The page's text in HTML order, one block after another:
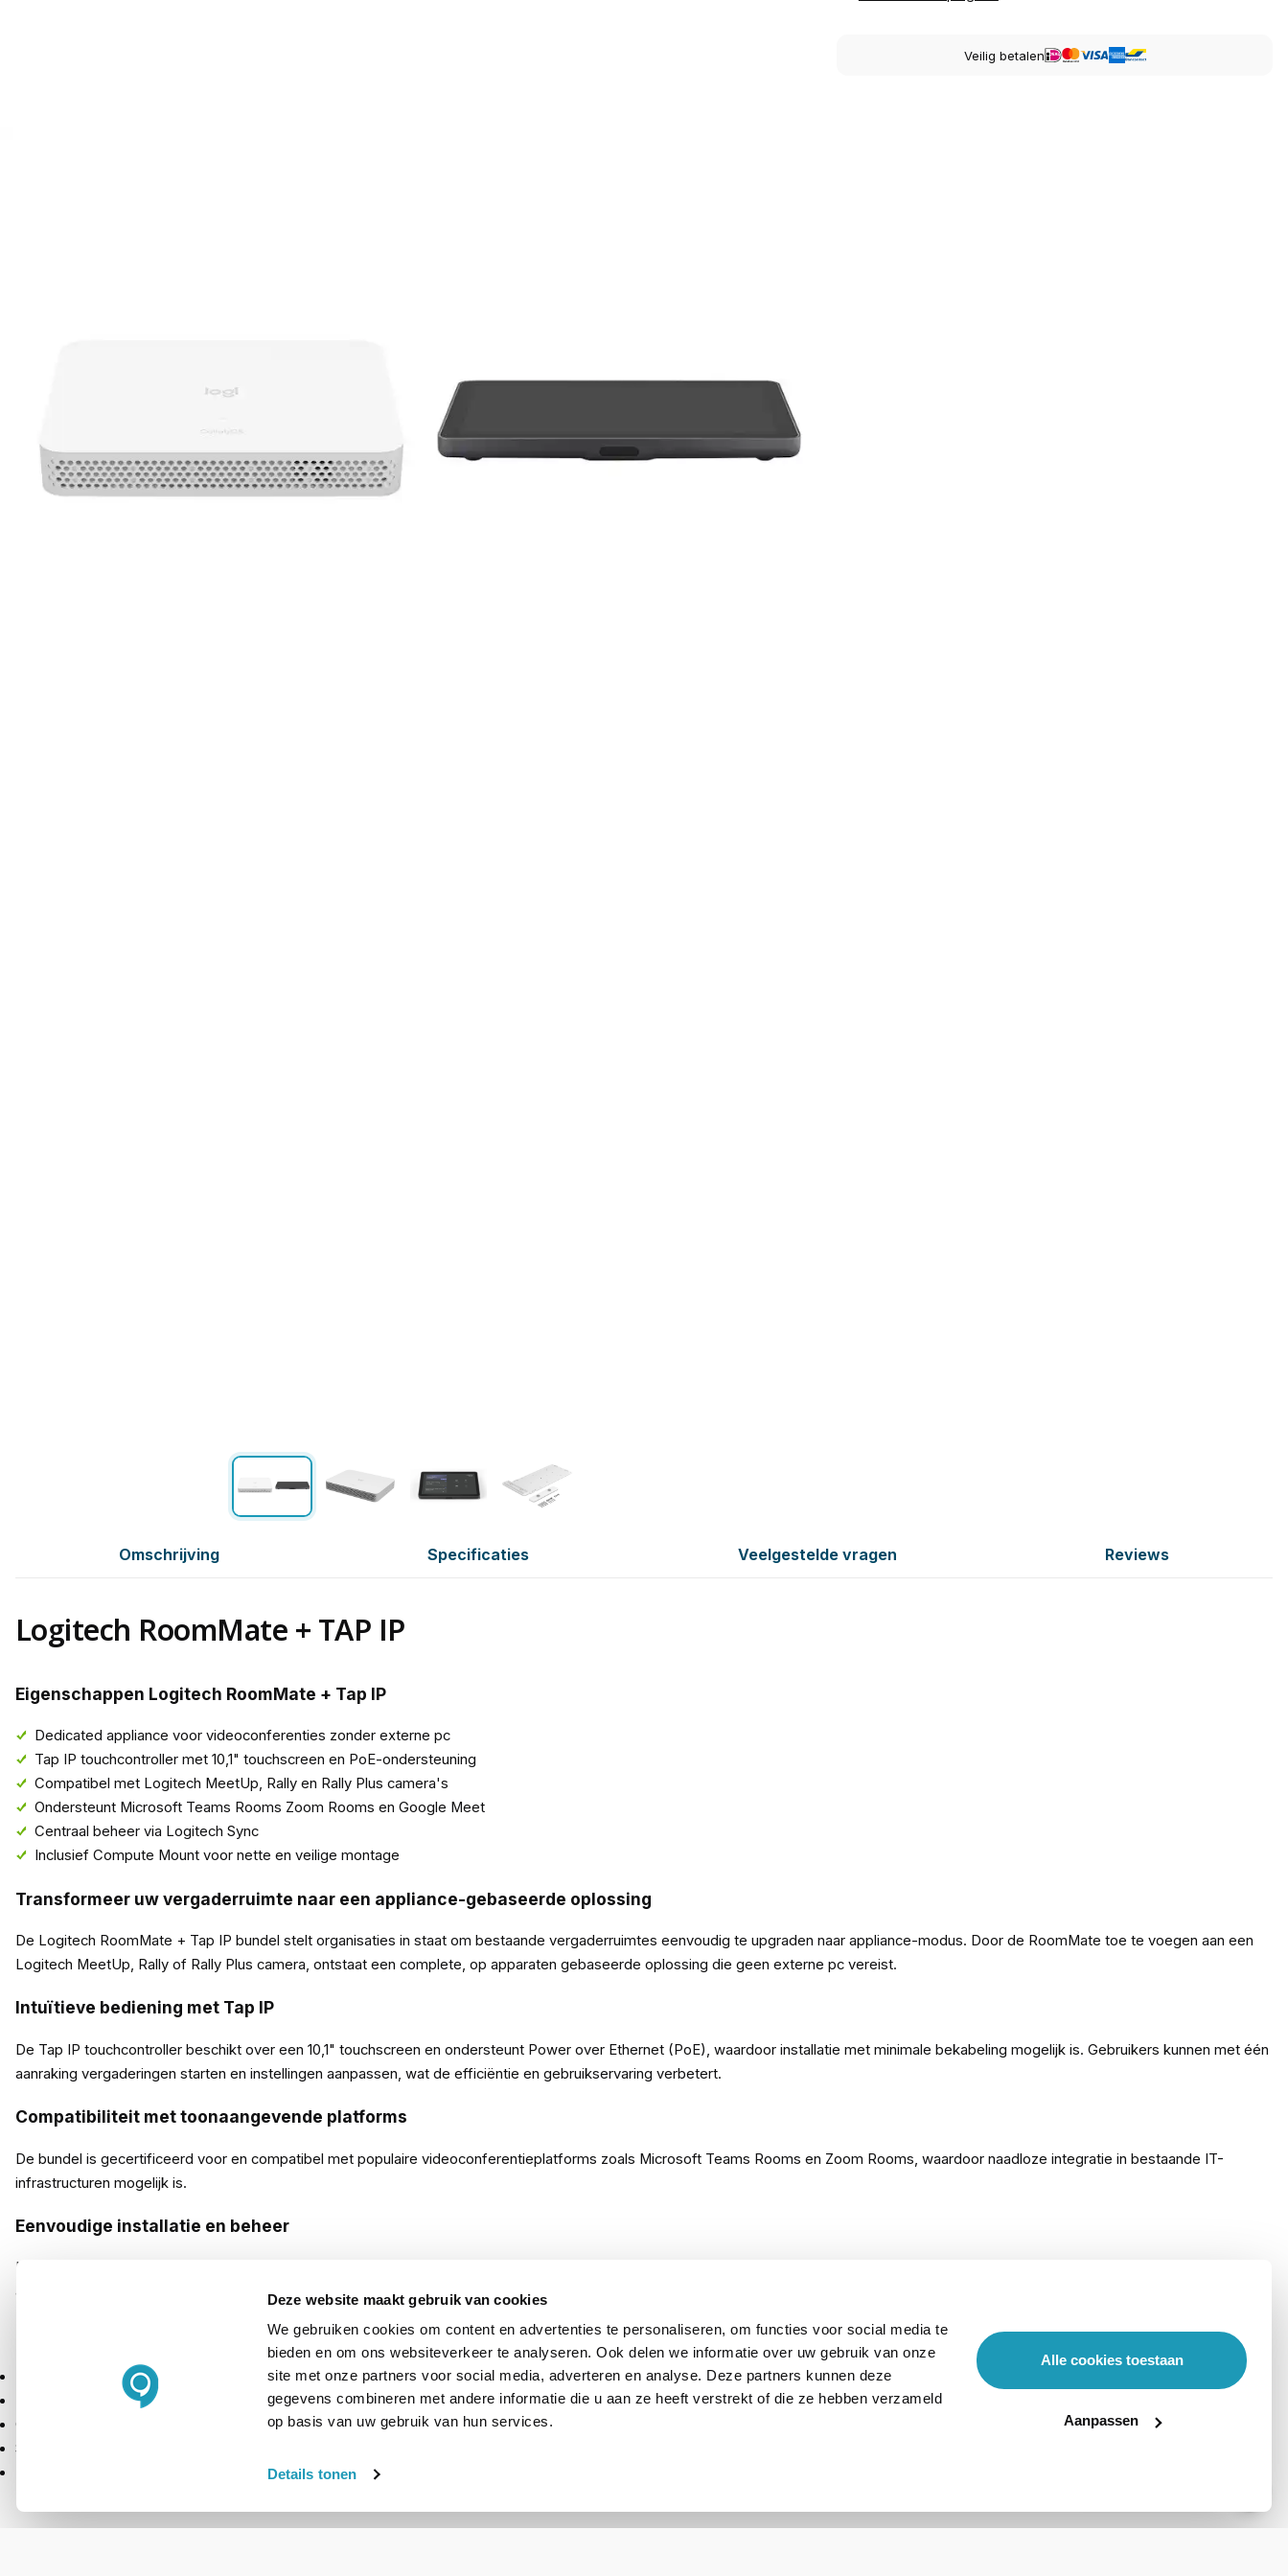
Deze website maakt gebruik van cookies
We gebruiken cookies om content en advertenties te personaliseren, om functies voor social media te
bieden en om ons websiteverkeer te analyseren. Ook delen we informatie over uw gebruik van onze
site met onze partners voor social media, adverteren en analyse. Deze partners kunnen deze
gegevens combineren met andere informatie die u aan ze heeft verstrekt of die ze hebben verzameld
op basis van uw gebruik van hun services.
Details tonen
Alle cookies toestaan
Aanpassen
Veilig betalen
Omschrijving Specificaties Veelgestelde vragen Reviews
Logitech RoomMate + TAP IP
Eigenschappen Logitech RoomMate + Tap IP
Dedicated appliance voor videoconferenties zonder externe pc
Tap IP touchcontroller met 10,1" touchscreen en PoE-ondersteuning
Compatibel met Logitech MeetUp, Rally en Rally Plus camera's
Ondersteunt Microsoft Teams Rooms Zoom Rooms en Google Meet
Centraal beheer via Logitech Sync
Inclusief Compute Mount voor nette en veilige montage
Transformeer uw vergaderruimte naar een appliance-gebaseerde oplossing
De Logitech RoomMate + Tap IP bundel stelt organisaties in staat om bestaande vergaderruimtes eenvoudig te upgraden naar appliance-modus. Door de RoomMate toe te voegen aan een
Logitech MeetUp, Rally of Rally Plus camera, ontstaat een complete, op apparaten gebaseerde oplossing die geen externe pc vereist.
Intuïtieve bediening met Tap IP
De Tap IP touchcontroller beschikt over een 10,1" touchscreen en ondersteunt Power over Ethernet (PoE), waardoor installatie met minimale bekabeling mogelijk is. Gebruikers kunnen met één
aanraking vergaderingen starten en instellingen aanpassen, wat de efficiëntie en gebruikservaring verbetert.
Compatibiliteit met toonaangevende platforms
De bundel is gecertificeerd voor en compatibel met populaire videoconferentieplatforms zoals Microsoft Teams Rooms en Zoom Rooms, waardoor naadloze integratie in bestaande IT-
infrastructuren mogelijk is.
Eenvoudige installatie en beheer
Dankzij de meegeleverde Compute Mount kan de RoomMate netjes en veilig worden gemonteerd, bijvoorbeeld achter een scherm of onder een tafel. Centraal beheer en monitoring van de
apparatuur is mogelijk via Logitech Sync, wat het onderhoud vereenvoudigt en de operationele efficiëntie verhoogt.
Logitech RoomMate
Logitech Tap IP touchcontroller
Compute Mount met bevestigingsmateriaal
Stroom- en netwerkkabels